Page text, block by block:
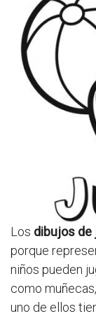
Los dibujos
porque
niños pueden
como
uno de ellos